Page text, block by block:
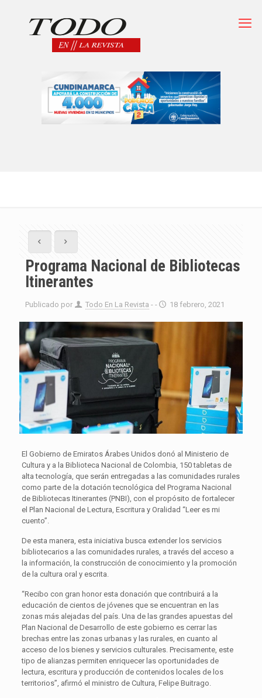
Programa Nacional de Bibliotecas
Itinerantes
Publicado por Todo En La Revista - - 18 febrero, 2021
El Gobierno de Emiratos Árabes Unidos donó al Ministerio de
Cultura y a la Biblioteca Nacional de Colombia, 150 tabletas de
alta tecnología, que serán entregadas a las comunidades rurales
como parte de la dotación tecnológica del Programa Nacional
de Bibliotecas Itinerantes (PNBI), con el propósito de fortalecer
el Plan Nacional de Lectura, Escritura y Oralidad “Leer es mi
cuento”.
De esta manera, esta iniciativa busca extender los servicios
bibliotecarios a las comunidades rurales, a través del acceso a
la información, la construcción de conocimiento y la promoción
de la cultura oral y escrita.
“Recibo con gran honor esta donación que contribuirá a la
educación de cientos de jóvenes que se encuentran en las
zonas más alejadas del país. Una de las grandes apuestas del
Plan Nacional de Desarrollo de este gobierno es cerrar las
brechas entre las zonas urbanas y las rurales, en cuanto al
acceso de los bienes y servicios culturales. Precisamente, este
tipo de alianzas permiten enriquecer las oportunidades de
lectura, escritura y producción de contenidos locales de los
territorios”, afirmó el ministro de Cultura, Felipe Buitrago.